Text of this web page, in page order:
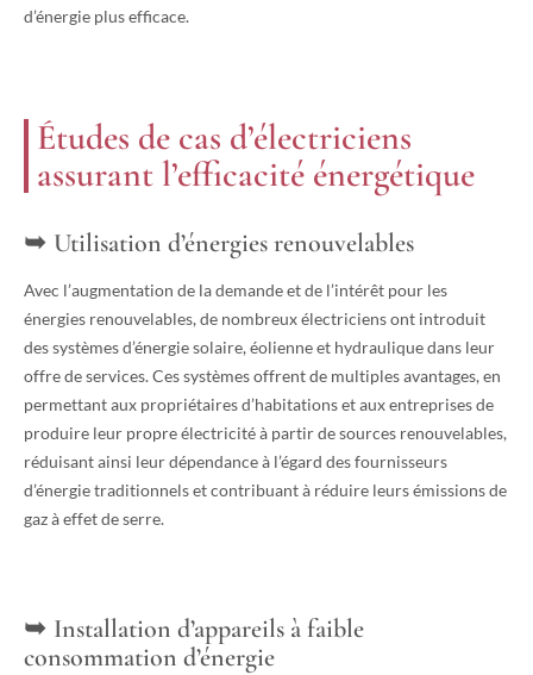
d’énergie plus efficace.
Études de cas d’électriciens
assurant l’efficacité énergétique
Utilisation d’énergies renouvelables
Avec l’augmentation de la demande et de l’intérêt pour les
énergies renouvelables, de nombreux électriciens ont introduit
des systèmes d’énergie solaire, éolienne et hydraulique dans leur
offre de services. Ces systèmes offrent de multiples avantages, en
permettant aux propriétaires d’habitations et aux entreprises de
produire leur propre électricité à partir de sources renouvelables,
réduisant ainsi leur dépendance à l’égard des fournisseurs
d’énergie traditionnels et contribuant à réduire leurs émissions de
gaz à effet de serre.
Installation d’appareils à faible
consommation d’énergie